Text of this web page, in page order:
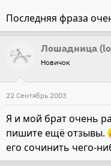
Последняя фраза
Лошадница
Новичок
22 Сентябрь 2003
Я и мой брат очень
пишите ещё отзывы.
его сочинить чего-